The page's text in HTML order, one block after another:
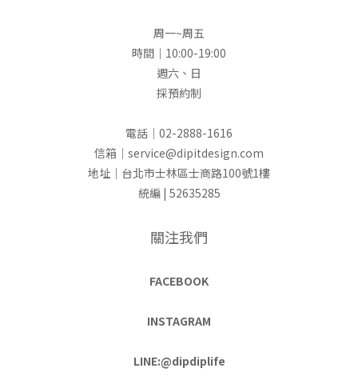
周一~周五
時間｜10:00-19:00
週六、日
採預約制
電話｜02-2888-1616
信箱｜service@dipitdesign.com
地址｜台北市士林區士商路100號1樓
統編 | 52635285
關注我們
FACEBOOK
INSTAGRAM
LINE:@dipdiplife